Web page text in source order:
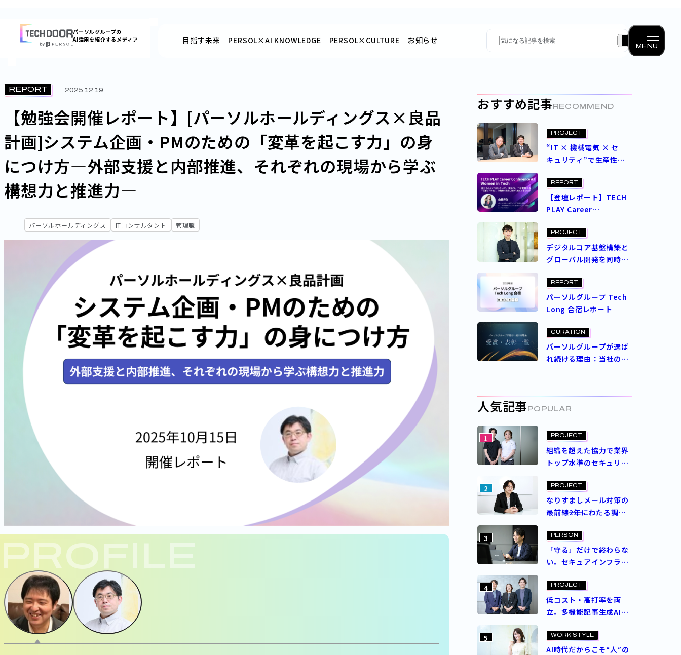
プ
パーソルグループの
AI活用を紹介するメディア
目指す未来 PERSOL×AI KNOWLEDGE PERSOL× CULTURE お知らせ
MENU
REPORT 2025.12.19
【勉強会開催レポート】[パーソルホールディングス×良品
計画]システム企画・PMのための「変革を起こす力」の身
につけ方―外部支援と内部推進、それぞれの現場から学ぶ
構想力と推進力―
パーソルホールディングス ITコンサルタント 管理職
PROFILE
おすすめ記事 RECOMMEND
PROJECT
“IT × 機械電気 × セ
キュリティ”で生産性の
パーソルクロステクノロ
ジーの新たな挑戦
REPORT
【登壇レポート】TECH
PLAY Career
Women in Tech ～ アッ
プデートしつづける”わ
たし式”のエンジニアリ
PROJECT
デジタルコア基盤構築と
グローバル開発を同時に
なプロジェクト推進のか
たち
REPORT
パーソルグループ Tech
Long 合宿レポート
CURATION
パーソルグループが選ば
れ続ける理由：当社の受
人気記事 POPULAR
1 PROJECT
組織を超えた協力で業界
トップ水準のセキュリ
導入プロジェクトを成功
させた決め手とは？
2 PROJECT
なりすましメール対策の
最前線――2年にわたる調査
た、ブランドを守る挑戦
3 PERSON
「守る」だけで終わらな
い。セキュアインフラ部
セキュリティの理想
4 PROJECT
低コスト・高打率を両
立。多機能記事生成AI
「Contents Craft」と
は？
5 WORK STYLE
AI時代だからこそ“人”の